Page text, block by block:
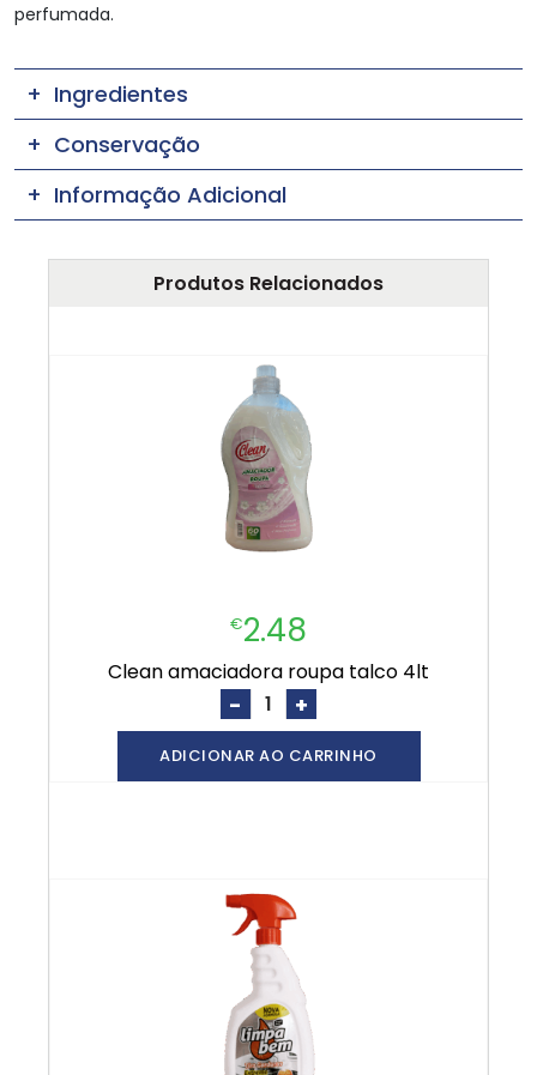
perfumada.
Ingredientes
Conservação
Informação Adicional
Produtos Relacionados
€2.48
clean amaciadora roupa talco 4lt
- +
ADICIONAR AO CARRINHO